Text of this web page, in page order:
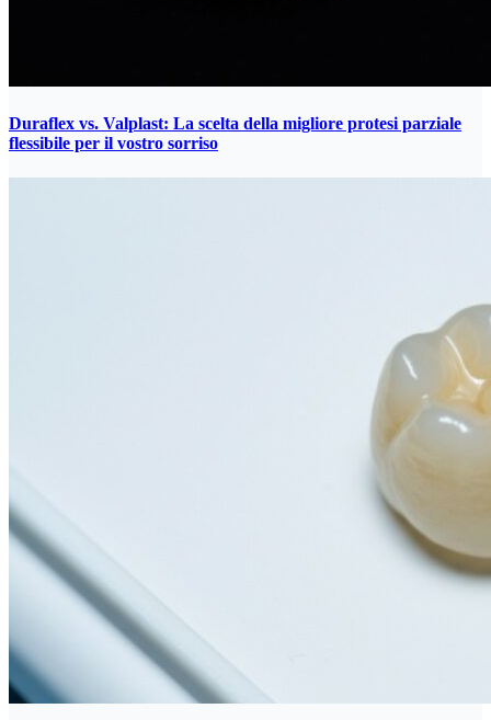
Duraflex vs. Valplast: La scelta della migliore protesi parziale
flessibile per il vostro sorriso